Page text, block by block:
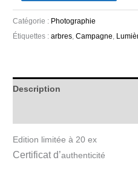
Catégorie : Photographie
Étiquettes :arbres,Campagne,
Description
Edition limitée à 20 ex
Certificat d’authenticité